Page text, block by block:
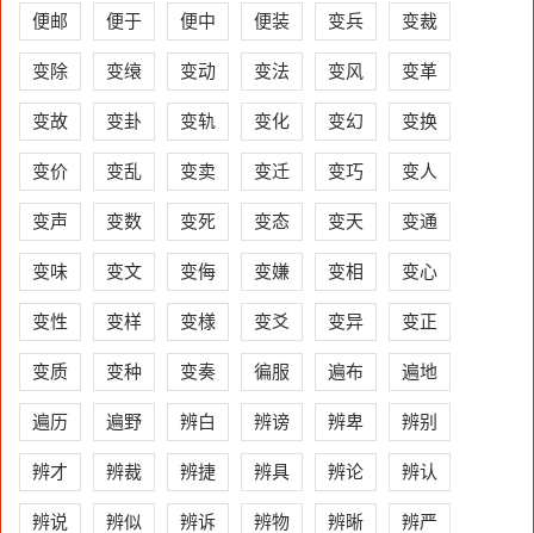
便邮 便于 便中 便装 变兵 变裁
变除 变缞 变动 变法 变风 变革
变故 变卦 变轨 变化 变幻 变换
变价 变乱 变卖 变迁 变巧 变人
变声 变数 变死 变态 变天 变通
变味 变文 变侮 变嫌 变相 变心
变性 变样 变様 变爻 变异 变正
变质 变种 变奏 徧服 遍布 遍地
遍历 遍野 辨白 辨谤 辨卑 辨别
辨才 辨裁 辨捷 辨具 辨论 辨认
辨说 辨似 辨诉 辨物 辨晰 辨严